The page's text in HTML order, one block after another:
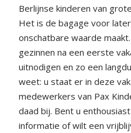
Berlijnse kinderen van
Het is de bagage voor
onschatbare waarde
gezinnen na een eerste
uitnodigen en zo een
weet: u staat er in deze
medewerkers van Pax
daad bij. Bent u
informatie of wilt een